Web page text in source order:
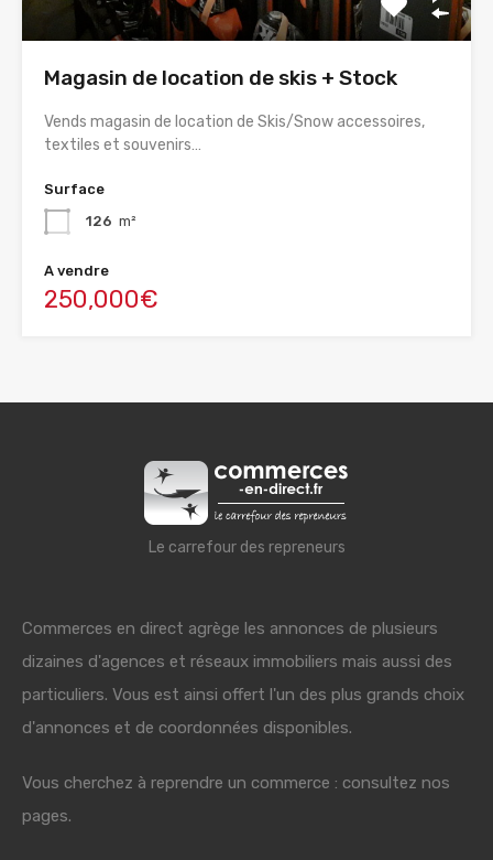
Magasin de location de skis + Stock
Vends magasin de location de Skis/Snow accessoires,
textiles et souvenirs…
Surface
126 m²
A vendre
250,000€
Le carrefour des repreneurs
Commerces en direct agrège les annonces de plusieurs
dizaines d'agences et réseaux immobiliers mais aussi des
particuliers. Vous est ainsi offert l'un des plus grands choix
d'annonces et de coordonnées disponibles.
Vous cherchez à reprendre un commerce : consultez nos
pages.